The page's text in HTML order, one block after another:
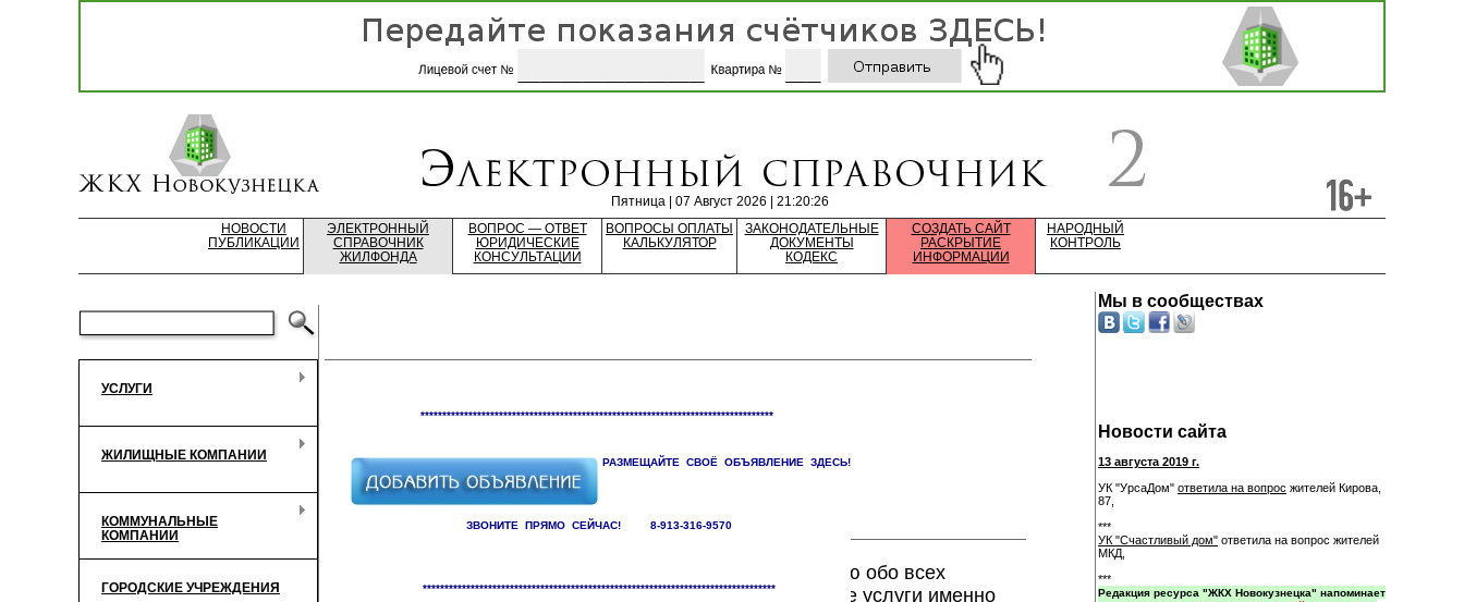
Пятница | 07 Август 2026 | 21:20:26
НОВОСТИ
ПУБЛИКАЦИИ
ЭЛЕКТРОННЫЙ
СПРАВОЧНИК
ЖИЛФОНДА
ВОПРОС — ОТВЕТ
ЮРИДИЧЕСКИЕ
КОНСУЛЬТАЦИИ
ВОПРОСЫ ОПЛАТЫ
КАЛЬКУЛЯТОР
ЗАКОНОДАТЕЛЬНЫЕ
ДОКУМЕНТЫ
КОДЕКС
СОЗДАТЬ САЙТ
РАСКРЫТИЕ
ИНФОРМАЦИИ
НАРОДНЫЙ
КОНТРОЛЬ
УСЛУГИ
ЖИЛИЩНЫЕ КОМПАНИИ
КОММУНАЛЬНЫЕ
КОМПАНИИ
ГОРОДСКИЕ УЧРЕЖДЕНИЯ
*********************************************************************************
РАЗМЕЩАЙТЕ СВОЁ ОБЪЯВЛЕНИЕ ЗДЕСЬ!
ЗВОНИТЕ ПРЯМО СЕЙЧАС! 8-913-316-9570
*********************************************************************************
Здесь Вы сможете найти исчерпывающую информацию обо всех
компаниях, предоставляющих жилищно-коммунальные услуги именно
Мы в сообществах
Новости сайта
13 августа 2019 г.
УК "УрсаДом" ответила на вопрос жителей Кирова,
87,
***
УК "Счастливый дом" ответила на вопрос жителей
МКД,
***
Редакция ресурса "ЖКХ Новокузнецка" напоминает